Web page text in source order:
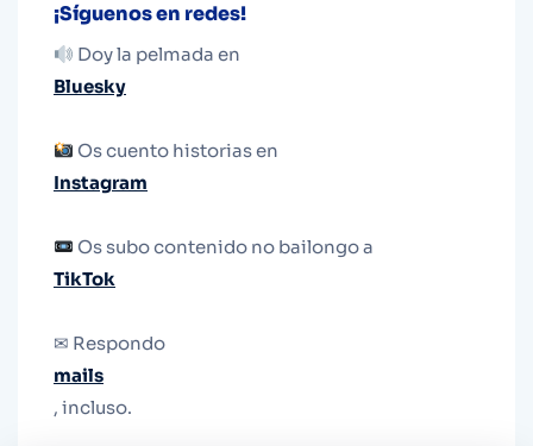
¡Síguenos en redes!
Doy la pelmada en
Bluesky
Os cuento historias en
Instagram
Os subo contenido no bailongo a
TikTok
✉ Respondo
mails
, incluso.